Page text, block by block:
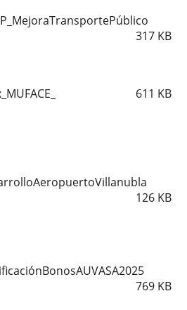
317 KB
611 KB
126 KB
769 KB